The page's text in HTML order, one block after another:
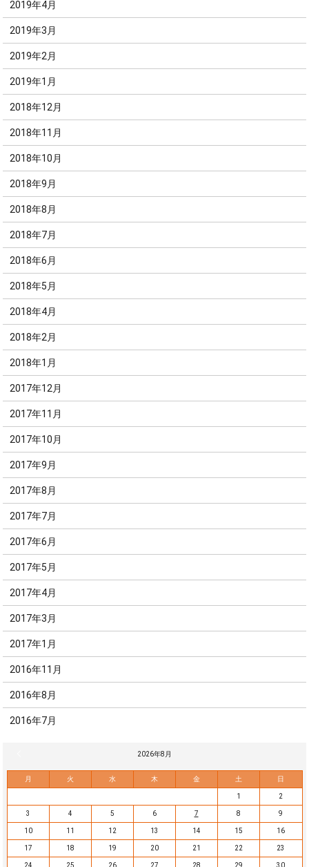
2019年4月
2019年3月
2019年2月
2019年1月
2018年12月
2018年11月
2018年10月
2018年9月
2018年8月
2018年7月
2018年6月
2018年5月
2018年4月
2018年2月
2018年1月
2017年12月
2017年11月
2017年10月
2017年9月
2017年8月
2017年7月
2017年6月
2017年5月
2017年4月
2017年3月
2017年1月
2016年11月
2016年8月
2016年7月
2026年8月
月 火 水 木 金 土 日
1 2
3 4 5 6 7 8 9
10 11 12 13 14 15 16
17 18 19 20 21 22 23